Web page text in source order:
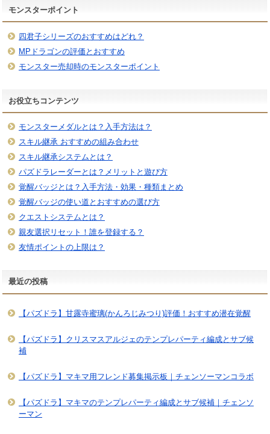
モンスターポイント
四君子シリーズのおすすめはどれ？
MPドラゴンの評価とおすすめ
モンスター売却時のモンスターポイント
お役立ちコンテンツ
モンスターメダルとは？入手方法は？
スキル継承 おすすめの組み合わせ
スキル継承システムとは？
パズドラレーダーとは？メリットと遊び方
覚醒バッジとは？入手方法・効果・種類まとめ
覚醒バッジの使い道とおすすめの選び方
クエストシステムとは？
親友選択リセット！誰を登録する？
友情ポイントの上限は？
最近の投稿
【パズドラ】甘露寺蜜璃(かんろじみつり)評価！おすすめ潜在覚醒
【パズドラ】クリスマスアルジェのテンプレパーティ編成とサブ候
補
【パズドラ】マキマ用フレンド募集掲示板｜チェンソーマンコラボ
【パズドラ】マキマのテンプレパーティ編成とサブ候補｜チェンソ
ーマン